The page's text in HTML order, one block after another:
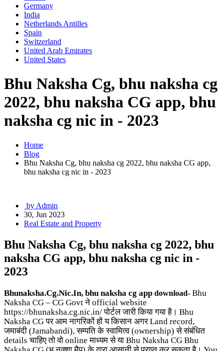
Germany
India
Netherlands Antilles
Spain
Switzerland
United Arab Emirates
United States
Bhu Naksha Cg, bhu naksha cg
2022, bhu naksha CG app, bhu
naksha cg nic in - 2023
Home
Blog
Bhu Naksha Cg, bhu naksha cg 2022, bhu naksha CG app,
bhu naksha cg nic in - 2023
by Admin
30, Jun 2023
Real Estate and Property
Bhu Naksha Cg, bhu naksha cg 2022, bhu
naksha CG app, bhu naksha cg nic in -
2023
Bhunaksha.Cg.Nic.In, bhu naksha cg app download- Bhu
Naksha CG – CG Govtने official website
https://bhunaksha.cg.nic.in/पोर्टल जारी किया गया है। Bhu
Naksha CG पर आम नागरिकों हों य किसान अगरLand record,
जमाबंदी (Jamabandi),सम्पति के स्वामित्व(ownership)से संबंधित
detailsचाहिए तो वो onlineमाध्यम से या Bhu Naksha CG Bhu